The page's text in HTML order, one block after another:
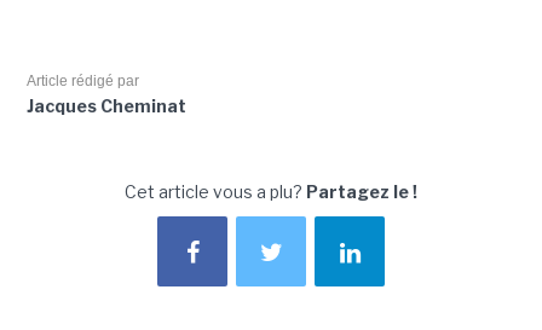
Article rédigé par
Jacques Cheminat
Cet article vous a plu? Partagez le !